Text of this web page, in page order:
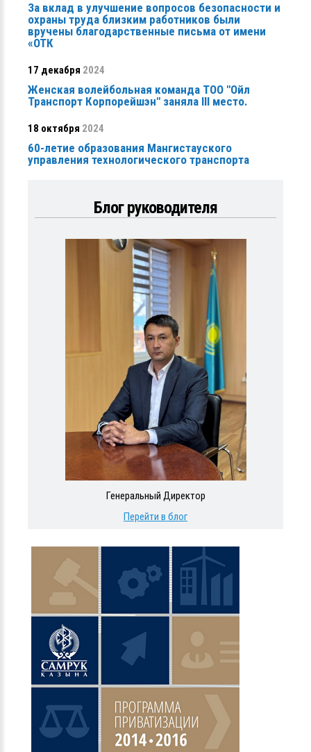
За вклад в улучшение вопросов безопасности и
охраны труда близким работников были
вручены благодарственные письма от имени
«ОТК
17 декабря 2024
Женская волейбольная команда ТОО "Ойл
Транспорт Корпорейшэн" заняла ІІІ место.
18 октября 2024
60-летие образования Мангистауского
управления технологического транспорта
Блог руководителя
Генеральный Директор
Перейти в блог